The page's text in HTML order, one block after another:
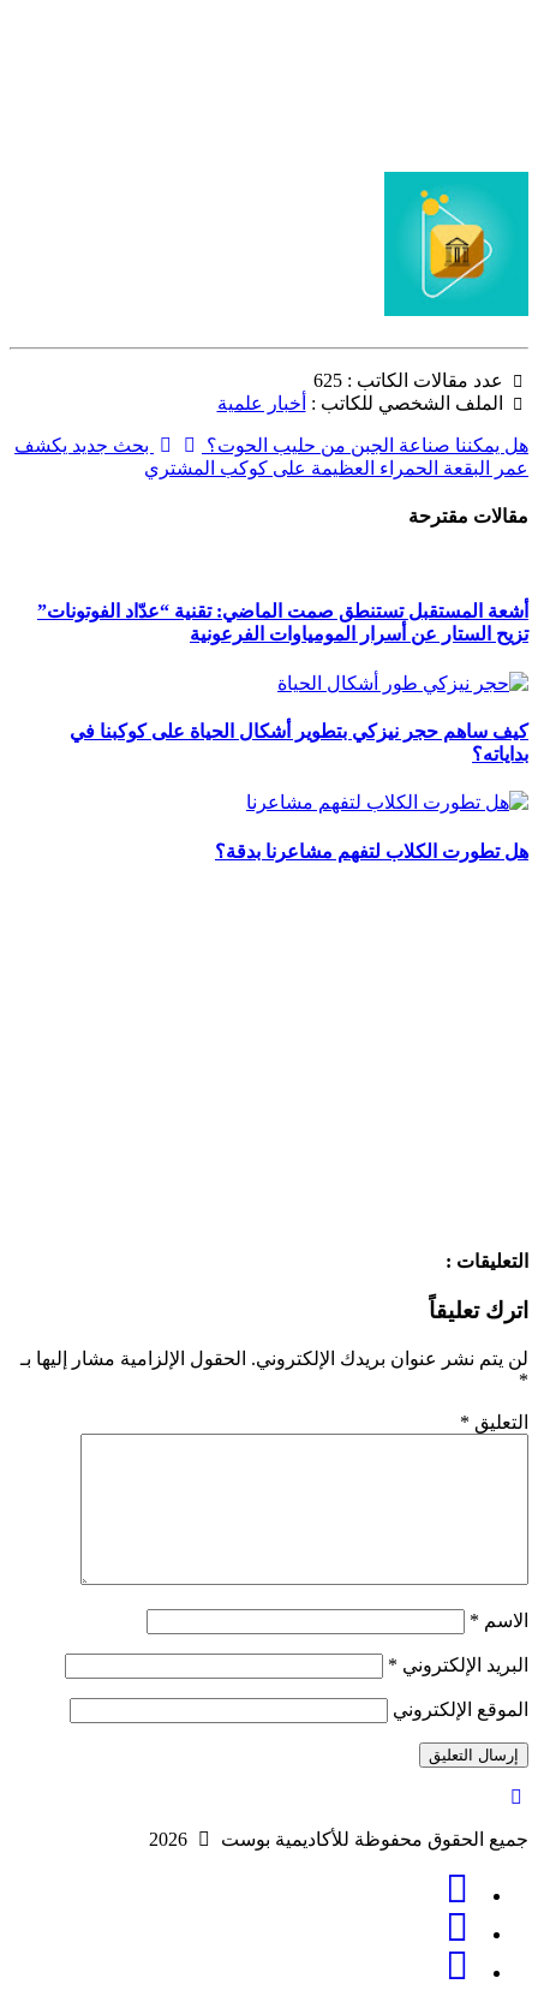
عدد مقالات الكاتب : 625
الملف الشخصي للكاتب : أخبار علمية
هل يمكننا صناعة الجبن من حليب الحوت؟
بحث جديد يكشف
عمر البقعة الحمراء العظيمة على كوكب المشتري
مقالات مقترحة
أشعة المستقبل تستنطق صمت الماضي: تقنية “عدّاد الفوتونات”
تزيح الستار عن أسرار المومياوات الفرعونية
كيف ساهم حجر نيزكي بتطوير أشكال الحياة على كوكبنا في
بداياته؟
هل تطورت الكلاب لتفهم مشاعرنا بدقة؟
التعليقات :
اترك تعليقاً
لن يتم نشر عنوان بريدك الإلكتروني.
الحقول الإلزامية مشار إليها بـ
*
التعليق *
الاسم *
البريد الإلكتروني *
الموقع الإلكتروني
جميع الحقوق محفوظة للأكاديمية بوست